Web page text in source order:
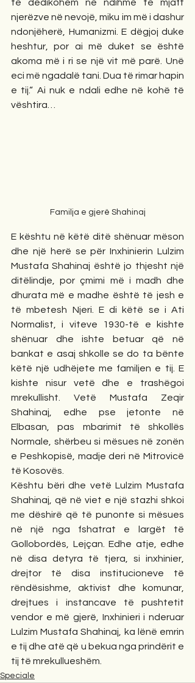
të dedikohem në ndihmë të mjaft
njerëzve në nevojë, miku im më i dashur
ndonjëherë, Humanizmi. E dëgjoj duke
heshtur, por ai më duket se është
akoma më i ri se një vit më parë. Unë
eci më ngadalë tani. Dua të rimar hapin
e tij.“ Ai nuk e ndali edhe në kohë të
vështira…
Familja e gjerë Shahinaj
E kështu në këtë ditë shënuar mëson
dhe një herë se për Inxhinierin Lulzim
Mustafa Shahinaj është jo thjesht një
ditëlindje, por çmimi më i madh dhe
dhurata më e madhe është të jesh e
të mbetesh Njeri. E di këtë se i Ati
Normalist, i viteve 1930-të e kishte
shënuar dhe ishte betuar që në
bankat e asaj shkolle se do ta bënte
këtë një udhëjete me familjen e tij. E
kishte nisur vetë dhe e trashëgoi
mrekullisht. Vetë Mustafa Zeqir
Shahinaj, edhe pse jetonte në
Elbasan, pas mbarimit të shkollës
Normale, shërbeu si mësues në zonën
e Peshkopisë, madje deri në Mitrovicë
të Kosovës.
Kështu bëri dhe vetë Lulzim Mustafa
Shahinaj, që në viet e një stazhi shkoi
me dëshirë që të punonte si mësues
në një nga fshatrat e largët të
Gollobordës, Lejçan. Edhe atje, edhe
në disa detyra të tjera, si inxhinier,
drejtor të disa institucioneve të
rëndësishme, aktivist dhe komunar,
drejtues i instancave të pushtetit
vendor e më gjerë, Inxhinieri i nderuar
Lulzim Mustafa Shahinaj, ka lënë emrin
e tij dhe atë që u bekua nga prindërit e
tij të mrekullueshëm.
Speciale